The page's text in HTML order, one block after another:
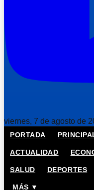
viernes, 7 de agosto de
PORTADA
ACTUALIDAD
SALUD DEPORTES
MÁS ▼